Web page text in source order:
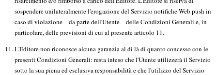
sospendere unilateralmente l'erogazione del Servizio notifiche Web push in
caso di violazione – da parte dell'Utente – delle Condizioni Generali e, in
particolare, delle previsioni di cui al presente articolo 11.
L'Editore non riconosce alcuna garanzia al di là di quanto concesso con le
presenti Condizioni Generali: resta inteso che l'Utente utilizzerà il Servizio
sotto la sua piena ed esclusiva responsabilità e che l'utilizzo del Servizio